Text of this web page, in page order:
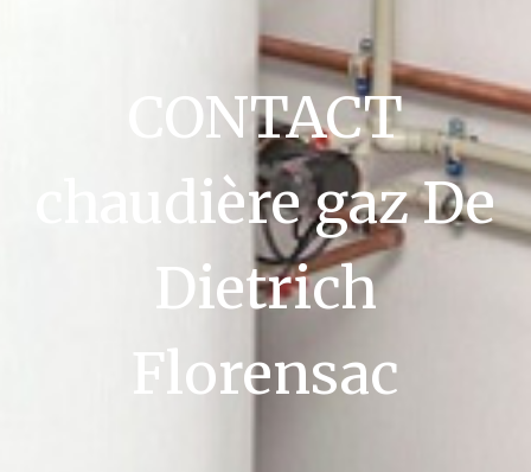
CONTACT
chaudière gaz De
Dietrich
Florensac